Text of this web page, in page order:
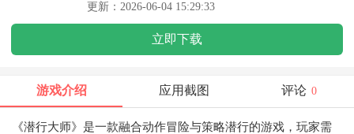
更新：2026-06-04 15:29:33
立即下载
游戏介绍 应用截图 评论 0
《潜行大师》是一款融合动作冒险与策略潜行的游戏，玩家需